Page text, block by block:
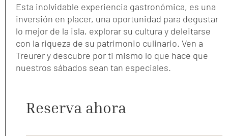
Esta inolvidable experiencia gastronómica, es una
inversión en placer, una oportunidad para degustar
lo mejor de la isla, explorar su cultura y deleitarse
con la riqueza de su patrimonio culinario. Ven a
Treurer y descubre por ti mismo lo que hace que
nuestros sábados sean tan especiales.
Reserva ahora